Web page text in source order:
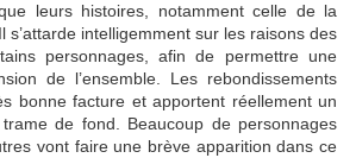
leurs histoires, notamment celle de la
s’attarde intelligemment sur les raisons des
personnages, afin de permettre une
de l’ensemble. Les rebondissements
bonne facture et apportent réellement un
de fond. Beaucoup de personnages
vont faire une brève apparition dans ce